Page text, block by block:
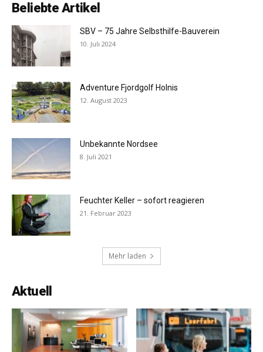
Beliebte Artikel
SBV – 75 Jahre Selbsthilfe-Bauverein
10. Juli 2024
Adventure Fjordgolf Holnis
12. August 2023
Unbekannte Nordsee
8. Juli 2021
Feuchter Keller – sofort reagieren
21. Februar 2023
Mehr laden
Aktuell